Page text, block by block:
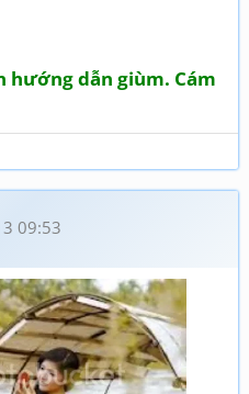
hướng dẫn giùm. Cám
09:53